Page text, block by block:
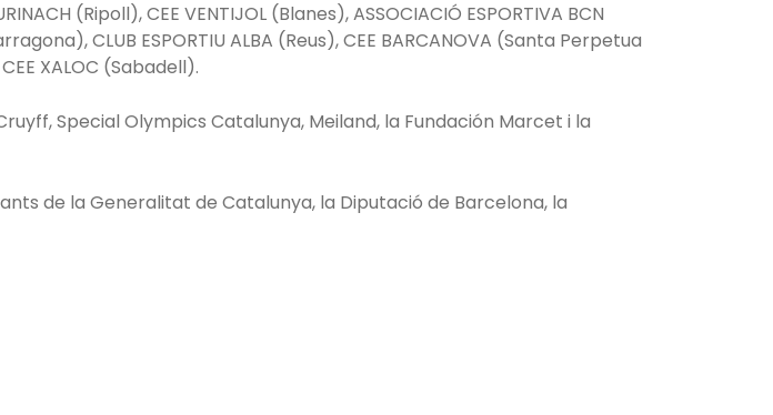
(Ripoll), CEE VENTIJOL (Blanes), ASSOCIACIÓ ESPORTIVA BCN
CLUB ESPORTIU ALBA (Reus), CEE BARCANOVA (Santa Perpetua
XALOC (Sabadell).
Special Olympics Catalunya, Meiland, la Fundación Marcet i la
de la Generalitat de Catalunya, la Diputació de Barcelona, la